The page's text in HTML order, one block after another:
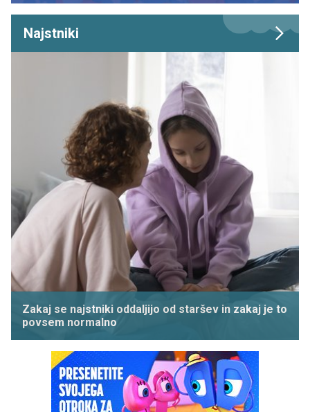
Najstniki
Zakaj se najstniki oddaljijo od staršev in zakaj je to
povsem normalno